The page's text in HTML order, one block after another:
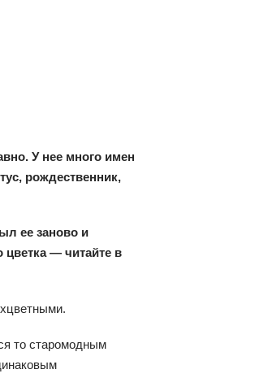
У нее много имен
рождественник,
ее заново и
цветка — читайте в
то старомодным